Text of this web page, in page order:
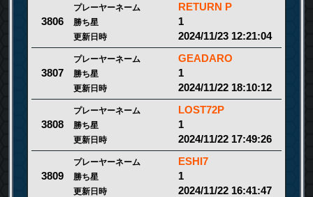
3806
プレーヤーネーム RETURN P
勝ち星 1
更新日時 2024/11/23 12:21:04
3807
プレーヤーネーム GEADARO
勝ち星 1
更新日時 2024/11/22 18:10:12
3808
プレーヤーネーム LOST72P
勝ち星 1
更新日時 2024/11/22 17:49:26
3809
プレーヤーネーム ESHI7
勝ち星 1
更新日時 2024/11/22 16:41:47